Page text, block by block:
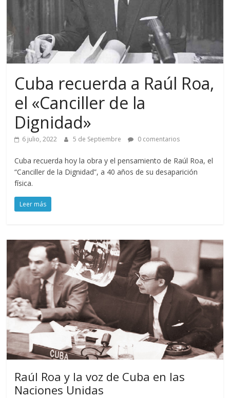
Cuba recuerda a Raúl Roa,
el «Canciller de la
Dignidad»
6 julio, 2022 5 de Septiembre 0 comentarios
Cuba recuerda hoy la obra y el pensamiento de Raúl Roa, el
“Canciller de la Dignidad”, a 40 años de su desaparición
física.
Leer más
Raúl Roa y la voz de Cuba en las
Naciones Unidas